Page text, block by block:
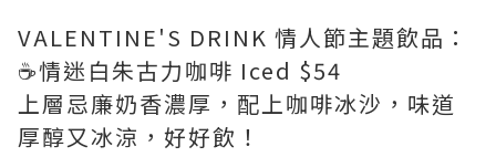
VALENTINE'S DRINK 情人節主題飲品：
☕️情迷白朱古力咖啡 Iced $54
上層忌廉奶香濃厚，配上咖啡冰沙，味道
厚醇又冰涼，好好飲！